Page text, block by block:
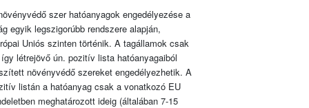
szer hatóanyagok engedélyezése a
egyik legszigorúbb rendszere alapján,
Uniós szinten történik. A tagállamok csak
létrejövő ún. pozitív lista hatóanyagaiból
növényvédő szereket engedélyezhetik. A
listán a hatóanyag csak a vonatkozó EU
meghatározott ideig (általában 7-15